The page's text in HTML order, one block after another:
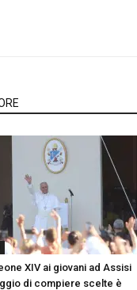
XIV ai giovani ad Assisi
di compiere scelte è